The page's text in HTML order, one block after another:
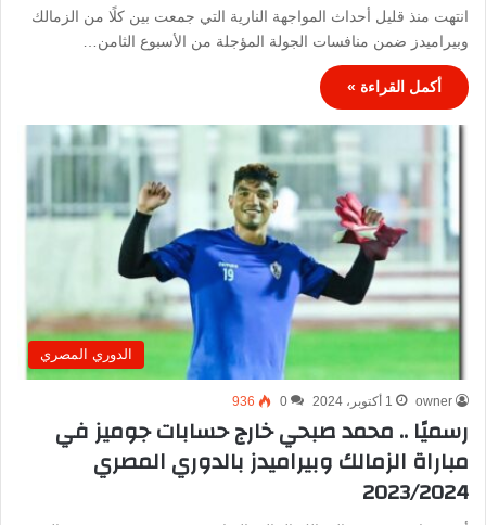
انتهت منذ قليل أحداث المواجهة النارية التي جمعت بين كلًا من الزمالك
وبيراميدز ضمن منافسات الجولة المؤجلة من الأسبوع الثامن…
أكمل القراءة »
الدوري المصري
owner 1 أكتوبر، 2024 0
936
رسميًا .. محمد صبحي خارج حسابات جوميز في
مباراة الزمالك وبيراميدز بالدوري المصري
2023/2024